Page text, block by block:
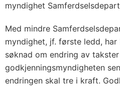
myndighet
Med mindre
myndighet, jf. første ledd,
søknad om endring av
godkjenningsmyndigheten
endringen skal tre i kraft.